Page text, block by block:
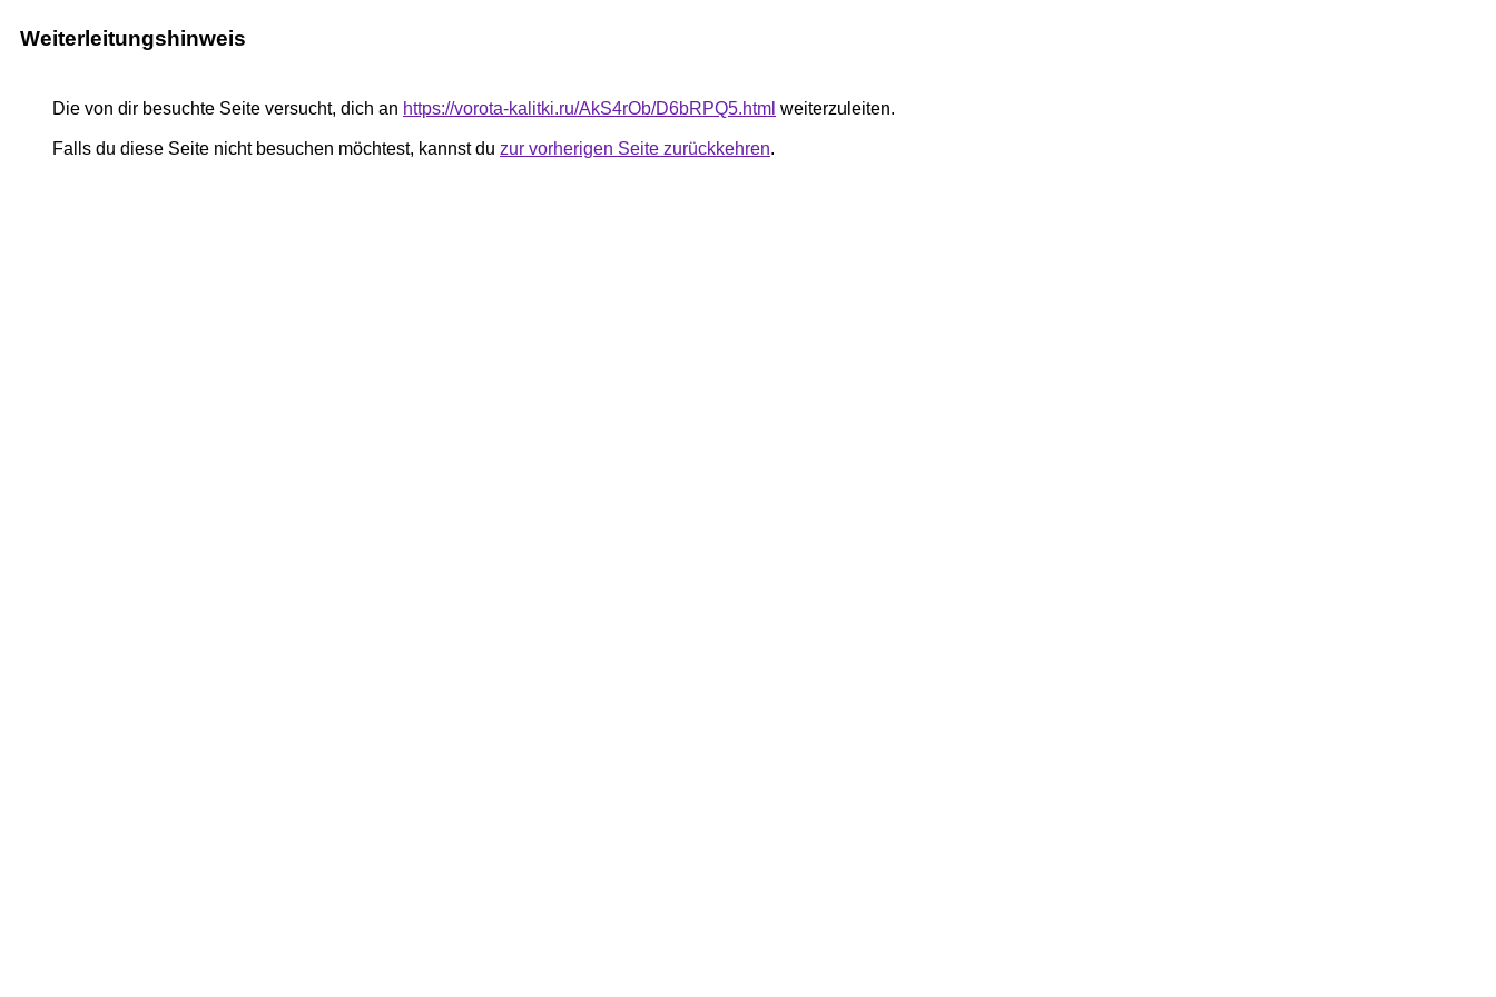
Weiterleitungshinweis
Die von dir besuchte Seite versucht, dich an https://vorota-kalitki.ru/AkS4rOb/D6bRPQ5.html weiterzuleiten.
Falls du diese Seite nicht besuchen möchtest, kannst du zur vorherigen Seite zurückkehren.